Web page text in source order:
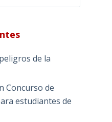
de la
Concurso de
estudiantes de